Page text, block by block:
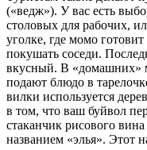
(«ведж»). У вас есть
столовых для рабочих,
уголке, где момо
покушать соседи.
вкусный. В «домашних»
подают блюдо в
вилки используется
в том, что ваш буйвол
стаканчик рисового
названием «элья». Этот